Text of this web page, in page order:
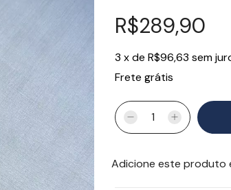
R$289,90
3 xde R$96,63 sem
Frete grátis
Adicione este produto